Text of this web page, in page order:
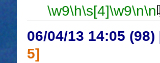
\w9\h\s[4]\w9\n\n
06/04/13 14:05 (98)
5]